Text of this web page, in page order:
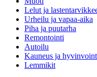
Lelut ja
Urheilu ja vapaa-aika
Piha ja puutarha
Remontointi
Autoilu
Kauneus ja
Lemmikit